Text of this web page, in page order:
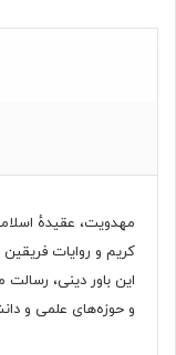
مهدویت، عقیدهٔ
کریم و روایات
این باور دینی،
و حوزه‌های علمی و